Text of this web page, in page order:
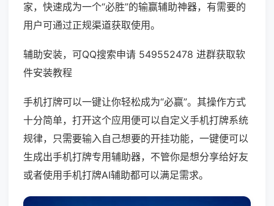
家，快速成为一个“必胜”的输赢辅助神器，有需要的
用户可通过正规渠道获取使用。
辅助安装，可QQ搜索申请 549552478 进群获取软
件安装教程
手机打牌可以一键让你轻松成为“必赢”。其操作方式
十分简单，打开这个应用便可以自定义手机打牌系统
规律，只需要输入自己想要的开挂功能，一键便可以
生成出手机打牌专用辅助器，不管你是想分享给好友
或者使用手机打牌AI辅助都可以满足需求。